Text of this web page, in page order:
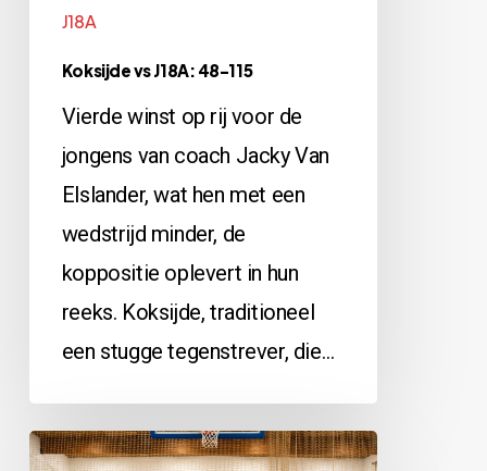
J18A
Koksijde vs J18A: 48-115
Vierde winst op rij voor de
jongens van coach Jacky Van
Elslander, wat hen met een
wedstrijd minder, de
koppositie oplevert in hun
reeks. Koksijde, traditioneel
een stugge tegenstrever, die…
J18A